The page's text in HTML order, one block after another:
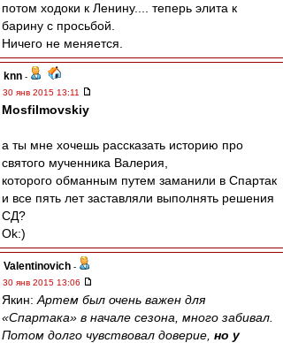
потом ходоки к Ленину.... теперь элита к
барину с просьбой.
Ничего не меняется.
knn -
30 янв 2015 13:11
Mosfilmovskiy
а ты мне хочешь рассказать историю про
святого мученника Валерия,
которого обманным путем заманили в Спартак
и все пять лет заставляли выполнять решения
СД?
Ok:)
Valentinovich -
30 янв 2015 13:06
Якин: Артем был очень важен для
«Спартака» в начале сезона, много забивал.
Потом долго чувствовал доверие, но у